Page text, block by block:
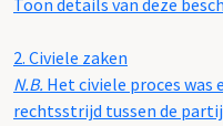
Toon details van deze
2. Civiele zaken
N.B. Het civiele proces was
rechtsstrijd tussen de